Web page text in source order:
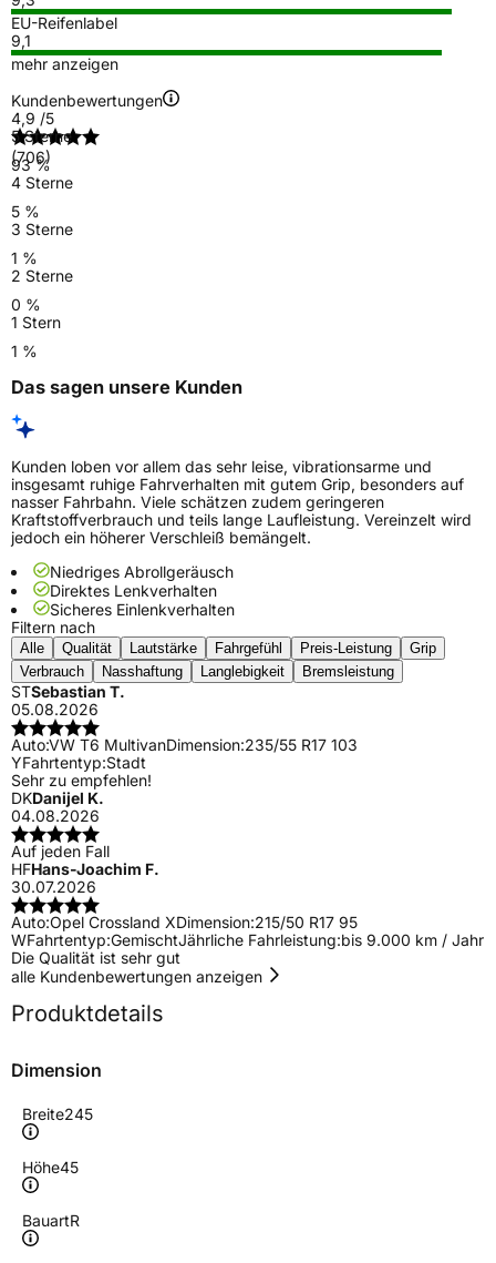
EU-Reifenlabel
9,1
mehr anzeigen
Kundenbewertungen
4,9 /5
(706)
5 Sterne
93 %
4 Sterne
5 %
3 Sterne
1 %
2 Sterne
0 %
1 Stern
1 %
Das sagen unsere Kunden
Kunden loben vor allem das sehr leise, vibrationsarme und
insgesamt ruhige Fahrverhalten mit gutem Grip, besonders auf
nasser Fahrbahn. Viele schätzen zudem geringeren
Kraftstoffverbrauch und teils lange Laufleistung. Vereinzelt wird
jedoch ein höherer Verschleiß bemängelt.
Niedriges Abrollgeräusch
Direktes Lenkverhalten
Sicheres Einlenkverhalten
Filtern nach
Alle Qualität Lautstärke Fahrgefühl Preis-Leistung
Grip
Verbrauch
Nasshaftung Langlebigkeit Bremsleistung
STSebastian T.
05.08.2026
Auto:VW T6 MultivanDimension:235/55 R17 103
YFahrtentyp:Stadt
Sehr zu empfehlen!
DKDanijel K.
04.08.2026
Auf jeden Fall
HFHans-Joachim F.
30.07.2026
Auto:Opel Crossland XDimension:215/50 R17 95
WFahrtentyp:GemischtJährliche Fahrleistung:bis 9.000 km / Jahr
Die Qualität ist sehr gut
alle Kundenbewertungen anzeigen
Produktdetails
Dimension
Breite245
Höhe45
BauartR